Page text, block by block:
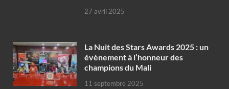
27 avril 2025
‎La Nuit des Stars Awards 2025 : un
évènement à l’honneur des
champions du Mali
11 septembre 2025